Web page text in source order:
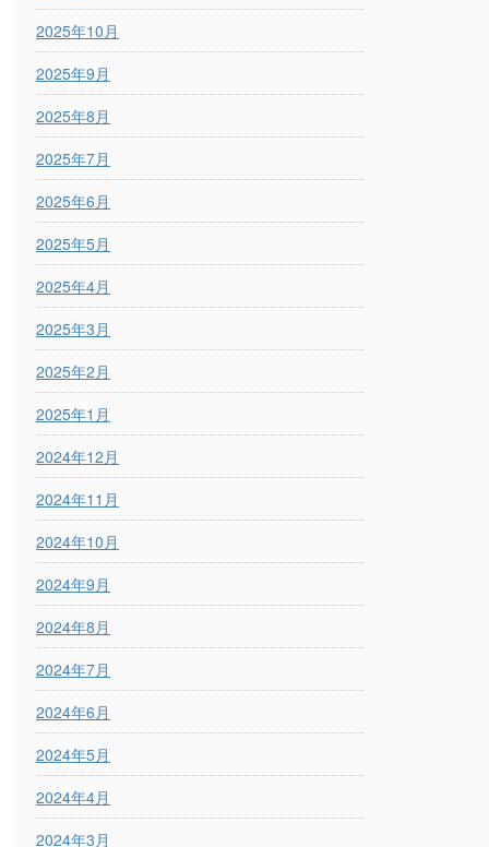
2025年10月
2025年9月
2025年8月
2025年7月
2025年6月
2025年5月
2025年4月
2025年3月
2025年2月
2025年1月
2024年12月
2024年11月
2024年10月
2024年9月
2024年8月
2024年7月
2024年6月
2024年5月
2024年4月
2024年3月